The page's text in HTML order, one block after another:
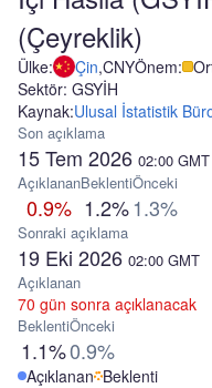
(Çeyreklik)
Ülke: Çin,CNYÖnem:
Sektör: GSYİH
Kaynak:Ulusal İstatistik
Son açıklama
15 Tem 2026 02:00 GMT
Açıklanan
0.9%
Beklenti
1.2%
Önceki
1.3%
Sonraki açıklama
19 Eki 2026 02:00 GMT
Açıklanan
70 gün sonra açıklanacak
Beklenti
1.1%
Önceki
0.9%
Açıklanan Beklenti